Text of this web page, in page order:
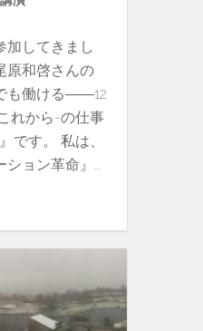
加してきまし
原和啓さんの
も働ける――12
れから-の仕事
です。 私は、
ョン革命』…